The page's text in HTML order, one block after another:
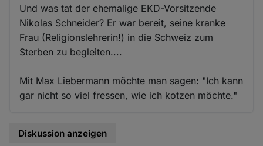
Und was tat der ehemalige EKD-Vorsitzende
Nikolas Schneider? Er war bereit, seine kranke
Frau (Religionslehrerin!) in die Schweiz zum
Sterben zu begleiten....
Mit Max Liebermann möchte man sagen: "Ich kann
gar nicht so viel fressen, wie ich kotzen möchte."
Diskussion anzeigen